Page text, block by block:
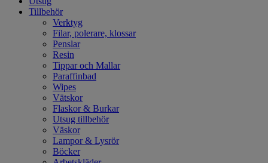
Tillbehör
Verktyg
Filar, polerare, klossar
Penslar
Resin
Tippar och Mallar
Paraffinbad
Wipes
Vätskor
Flaskor & Burkar
Utsug tillbehör
Väskor
Lampor & Lysrör
Böcker